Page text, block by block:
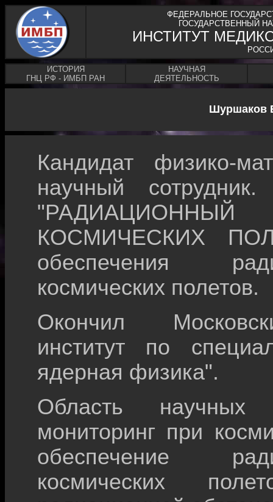
ФЕДЕРАЛЬНОЕ
ГОСУДАРСТВЕННЫЙ
ИНСТИТУТ
ИСТОРИЯ
ГНЦ РФ - ИМБП РАН
НАУЧНАЯ
ДЕЯТЕЛЬНОСТЬ
Шуршаков
Кандидат физико-
научный
КОСМИЧЕСКИХ
обеспечения
космических полетов.
Окончил
институт по
ядерная физика".
Область научных
мониторинг при
обеспечение
космических